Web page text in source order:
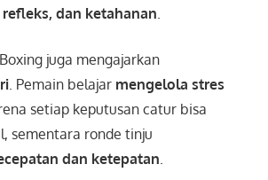
dan ketahanan
juga mengajarkan
. Pemain belajar mengelola stres
setiap keputusan catur bisa
sementara ronde tinju
dan ketepatan